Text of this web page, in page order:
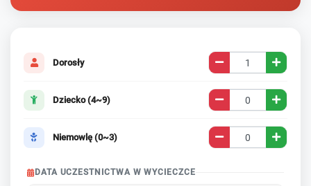
Dorosły
Dziecko (4~9)
Niemowlę (0~3)
DATA UCZESTNICTWA W WYCIECZCE